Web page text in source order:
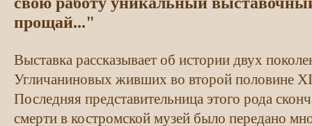
прощай..."
Выставка рассказывает об истории двух
Угличаниновых живших во второй половине
Последняя представительница этого рода
смерти в костромской музей было передано